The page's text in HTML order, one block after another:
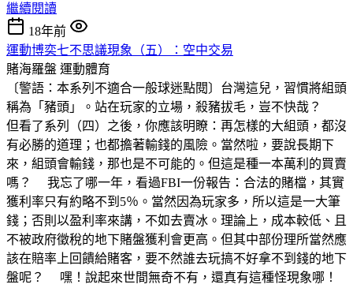
繼續閱讀
18年前
運動博奕七不思議現象（五）：空中交易
賭海羅盤 運動體育
〔警語：本系列不適合一般球迷點閱〕台灣這兒，習慣將組頭
稱為「豬頭」。站在玩家的立場，殺豬拔毛，豈不快哉？
但看了系列（四）之後，你應該明瞭：再怎樣的大組頭，都沒
有必勝的道理；也都擔著輸錢的風險。當然啦，要說長期下
來，組頭會輸錢，那也是不可能的。但這是種一本萬利的買賣
嗎？ 我忘了哪一年，看過FBI一份報告：合法的賭檔，其實
獲利率只有約略不到5％。當然因為玩家多，所以這是一大筆
錢；否則以盈利率來講，不如去賣冰。理論上，成本較低、且
不被政府徵稅的地下賭盤獲利會更高。但其中部份理所當然應
該在賠率上回饋給賭客，要不然誰去玩搞不好拿不到錢的地下
盤呢？ 嘿！說起來世間無奇不有，還真有這種怪現象哪！